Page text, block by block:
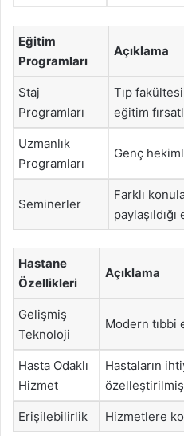
Eğitim
Programları
Açıklama
Staj
Programları
Tıp
eğitim
Uzmanlık
Programları
Genç
Seminerler
Farklı
Hastane
Özellikleri
Açıklama
Gelişmiş
Teknoloji
Modern tıbbi
Hasta Odaklı
Hizmet
Hastaların
Erişilebilirlik Hizmetlere